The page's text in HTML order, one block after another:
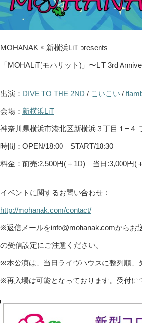
MOHANAK × 新横浜LiT presents
「MOHALiT(モハリット)」〜LiT 3rd
出演： DIVE TO THE 2ND / こいこい /
会場： 新横浜LiT
神奈川県横浜市港北区新横浜３丁目１−４
時間：OPEN/18:00 START/18:30
料金：前売:2,500円(＋1D) 当日:3,000円(
イベントに関するお問い合わせ：
http://mohanak.com/contact/
※返信メールをinfo@mohanak.comからお
の受信設定にご注意ください。
※本公演は、当日ライヴハウスに整列順、
※再入場は可能となっております。受付に